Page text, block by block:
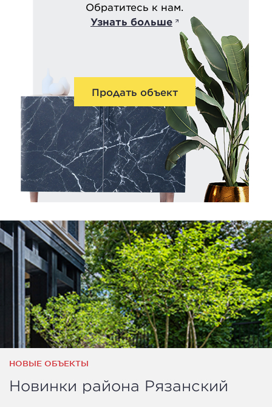
Обратитесь к нам.
Узнать больше
Продать объект
НОВЫЕ ОБЪЕКТЫ
Новинки района Рязанский